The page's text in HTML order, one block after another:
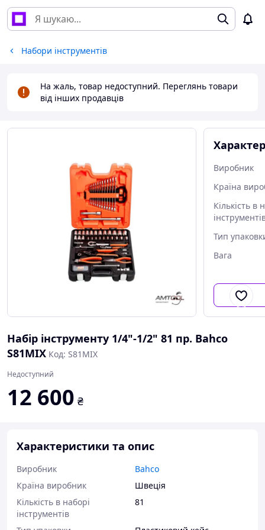
Набори інструментів
На жаль, товар недоступний. Переглянь товари
від інших продавців
Виробник
Країна
Кількість в
Тип
Вага
Набір інструменту 1/4"-1/2" 81 пр. Bahco
S81MIX Код: S81MIX
Недоступний
12 600 ₴
Характеристики та опис
Виробник
Bahco
Країна виробник
Швеція
Кількість в наборі
інструментів
81